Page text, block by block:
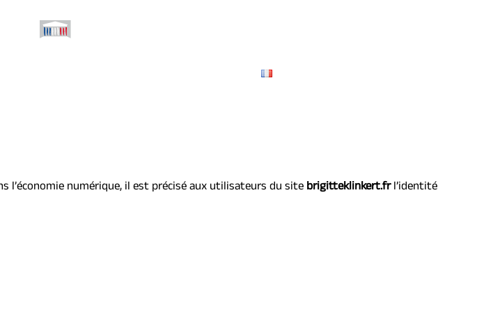
l’économie numérique, il est précisé aux utilisateurs du site brigitteklinkert.fr l’identité